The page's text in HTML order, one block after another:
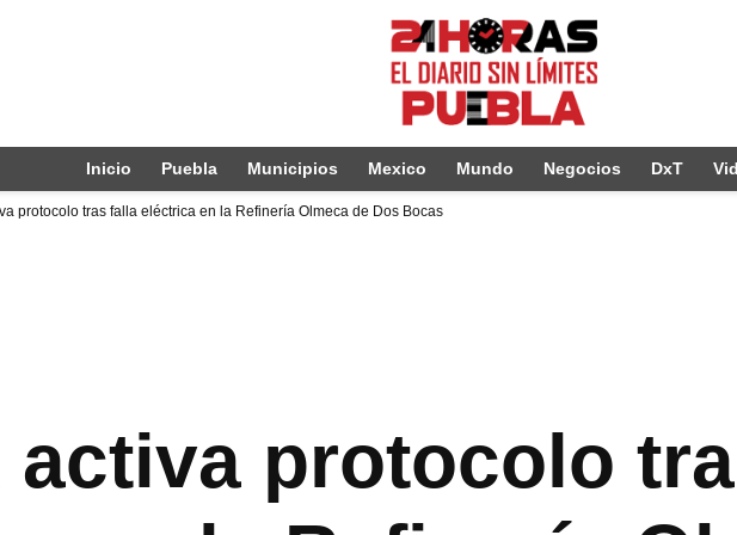
Inicio Puebla Municipios Mexico Mundo Negocios DxT
protocolo tras falla eléctrica en la Refinería Olmeca de Dos Bocas
activa protocolo